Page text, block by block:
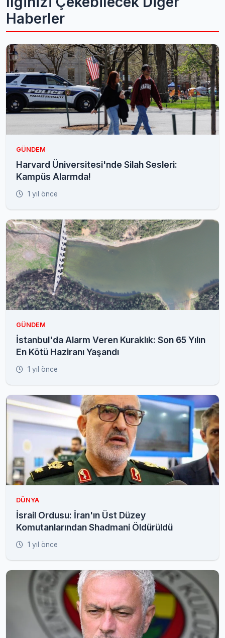
Haberler
GÜNDEM
Harvard Üniversitesi'nde Silah Sesleri:
Kampüs Alarmda!
1 yıl önce
GÜNDEM
İstanbul'da Alarm Veren Kuraklık: Son 65 Yılın
En Kötü Haziranı Yaşandı
1 yıl önce
DÜNYA
İsrail Ordusu: İran'ın Üst Düzey
Komutanlarından Shadmani Öldürüldü
1 yıl önce